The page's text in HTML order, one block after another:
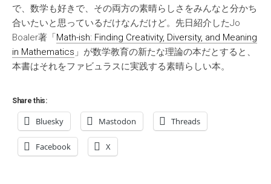
で、数学も好きで、その両方の素晴らしさをみんなと分かち
合いたいと思っているだけなんだけど。先日紹介したJo
Boaler著「Math-ish: Finding Creativity, Diversity, and Meaning
in Mathematics 」が数学教育の新たな理論の本だとすると、
本書はそれをファビュラスに実践する素晴らしい本。
Share this:
Bluesky Mastodon Threads
Facebook X